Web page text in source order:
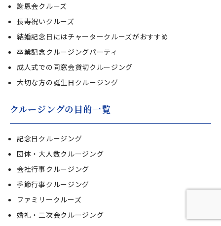
謝恩会クルーズ
長寿祝いクルーズ
結婚記念日にはチャータークルーズがおすすめ
卒業記念クルージングパーティ
成人式での同窓会貸切クルージング
大切な方の誕生日クルージング
クルージングの目的一覧
記念日クルージング
団体・大人数クルージング
会社行事クルージング
季節行事クルージング
ファミリークルーズ
婚礼・二次会クルージング